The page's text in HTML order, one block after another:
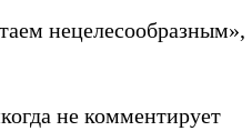
нецелесообразным»,
не комментирует